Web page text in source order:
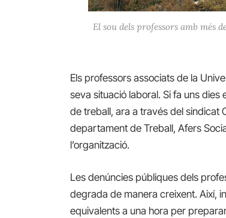
El sou dels professors amb més
Els professors associats de la
seva situació laboral. Si fa uns
de treball, ara a través del sindicat
departament de Treball, Afers
l’organització.
Les denúncies públiques dels
degrada de manera creixent. Així,
equivalents a una hora per